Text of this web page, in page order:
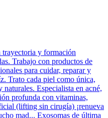
trayectoria y formación
Trabajo con productos de
para cuidar, reparar y
Trato cada piel como única,
Especialista en acné,
profunda con vitaminas,
(lifting sin cirugía) ¡renueva
mad... Exosomas de última